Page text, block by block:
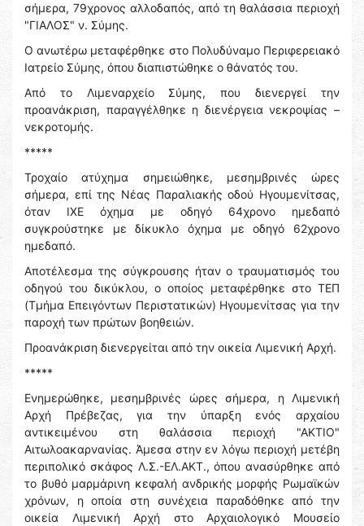
σήμερα, 79χρονος αλλοδαπός, από τη θαλάσσια περιοχή
"ΓΙΑΛΟΣ" ν. Σύμης.
Ο ανωτέρω μεταφέρθηκε στο Πολυδύναμο Περιφερειακό
Ιατρείο Σύμης, όπου διαπιστώθηκε ο θάνατός του.
Από το Λιμεναρχείο Σύμης, που διενεργεί την
προανάκριση, παραγγέλθηκε η διενέργεια νεκροψίας –
νεκροτομής.
*****
Τροχαίο ατύχημα σημειώθηκε, μεσημβρινές ώρες
σήμερα, επί της Νέας Παραλιακής οδού Ηγουμενίτσας,
όταν ΙΧΕ όχημα με οδηγό 64χρονο ημεδαπό
συγκρούστηκε με δίκυκλο όχημα με οδηγό 62χρονο
ημεδαπό.
Αποτέλεσμα της σύγκρουσης ήταν ο τραυματισμός του
οδηγού του δικύκλου, ο οποίος μεταφέρθηκε στο ΤΕΠ
(Τμήμα Επειγόντων Περιστατικών) Ηγουμενίτσας για την
παροχή των πρώτων βοηθειών.
Προανάκριση διενεργείται από την οικεία Λιμενική Αρχή.
*****
Ενημερώθηκε, μεσημβρινές ώρες σήμερα, η Λιμενική
Αρχή Πρέβεζας, για την ύπαρξη ενός αρχαίου
αντικειμένου στη θαλάσσια περιοχή "ΑΚΤΙΟ"
Αιτωλοακαρνανίας. Άμεσα στην εν λόγω περιοχή μετέβη
περιπολικό σκάφος Λ.Σ.-ΕΛ.ΑΚΤ., όπου ανασύρθηκε από
το βυθό μαρμάρινη κεφαλή ανδρικής μορφής Ρωμαϊκών
χρόνων, η οποία στη συνέχεια παραδόθηκε από την
οικεία Λιμενική Αρχή στο Αρχαιολογικό Μουσεἰο